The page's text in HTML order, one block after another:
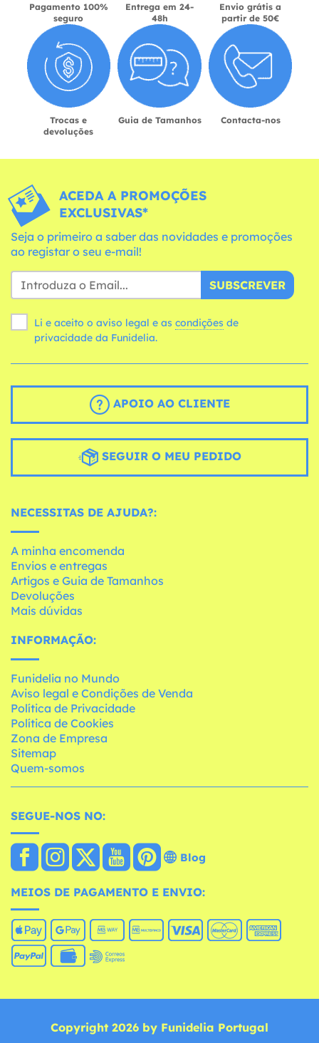
Pagamento 100%
seguro
Entrega em 24-
48h
Envio grátis a
partir de 50€
Trocas e
devoluções
Guia de Tamanhos Contacta-nos
ACEDA A PROMOÇÕES
EXCLUSIVAS*
Seja o primeiro a saber das novidades e promoções
ao registar o seu e-mail!
SUBSCREVER
Li e aceito o aviso legal e as condições
privacidade da Funidelia.
APOIO AO CLIENTE
SEGUIR O MEU PEDIDO
NECESSITAS DE AJUDA?:
A minha encomenda
Envios e entregas
Artigos e Guia de Tamanhos
Devoluções
Mais dúvidas
INFORMAÇÃO:
Funidelia no Mundo
Aviso legal e Condições de Venda
Política de Privacidade
Política de Cookies
Zona de Empresa
Sitemap
Quem-somos
SEGUE-NOS NO:
Blog
MEIOS DE PAGAMENTO E ENVIO:
Copyright 2026 by Funidelia Portugal